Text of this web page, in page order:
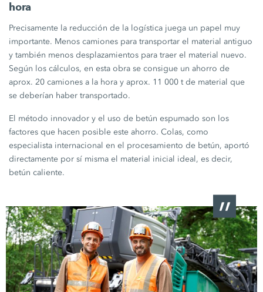
hora
Precisamente la reducción de la logística juega un papel muy
importante. Menos camiones para transportar el material antiguo
y también menos desplazamientos para traer el material nuevo.
Según los cálculos, en esta obra se consigue un ahorro de
aprox.20 camiones a la hora y aprox. 11 000 tde material que
se deberían haber transportado.
El método innovador y el uso de betún espumado son los
factores que hacen posible este ahorro. Colas, como
especialista internacional en el procesamiento de betún, aportó
directamente por sí misma el material inicial ideal, es decir,
betún caliente.